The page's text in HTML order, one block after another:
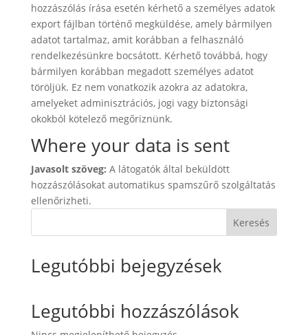
hozzászólás írása esetén kérhető a személyes adatok
export fájlban történő megküldése, amely bármilyen
adatot tartalmaz, amit korábban a felhasználó
rendelkezésünkre bocsátott. Kérhető továbbá, hogy
bármilyen korábban megadott személyes adatot
töröljük. Ez nem vonatkozik azokra az adatokra,
amelyeket adminisztrációs, jogi vagy biztonsági
okokból kötelező megőriznünk.
Where your data is sent
Javasolt szöveg: A látogatók által beküldött
hozzászólásokat automatikus spamszűrő szolgáltatás
ellenőrizheti.
Keresés
Legutóbbi bejegyzések
Legutóbbi hozzászólások